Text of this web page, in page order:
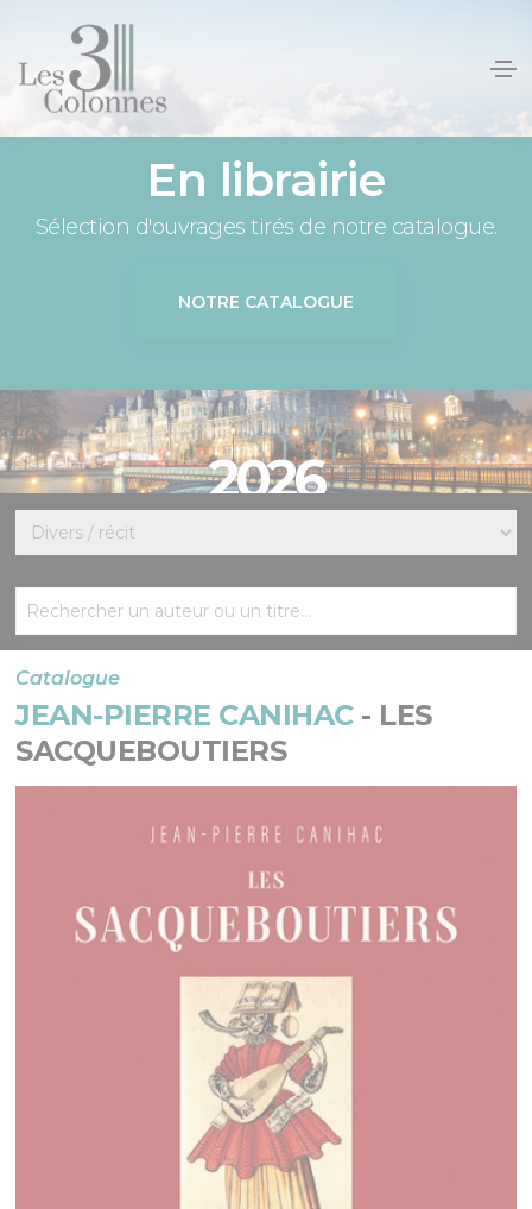
En librairie
Sélection d'ouvrages tirés de notre catalogue.
NOTRE CATALOGUE
2026
Catalogue
JEAN-PIERRE CANIHAC- LES
SACQUEBOUTIERS